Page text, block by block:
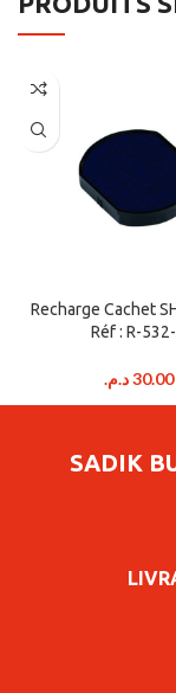
Recharge Cachet
Réf : R-
30.00 د.م.
SADIK